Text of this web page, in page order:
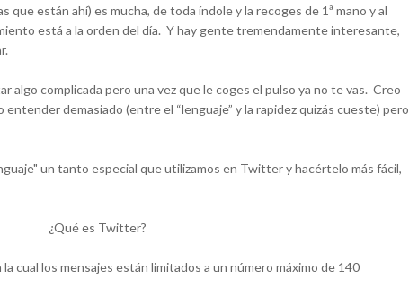
están ahí) es mucha, de toda índole y la recoges de 1ª mano y al
está a la orden del día. Y hay gente tremendamente interesante,
algo complicada pero una vez que le coges el pulso ya no te vas. Creo
demasiado (entre el “lenguaje” y la rapidez quizás cueste) pero
un tanto especial que utilizamos en Twitter y hacértelo más fácil,
¿Qué es Twitter?
cual los mensajes están limitados a un número máximo de 140